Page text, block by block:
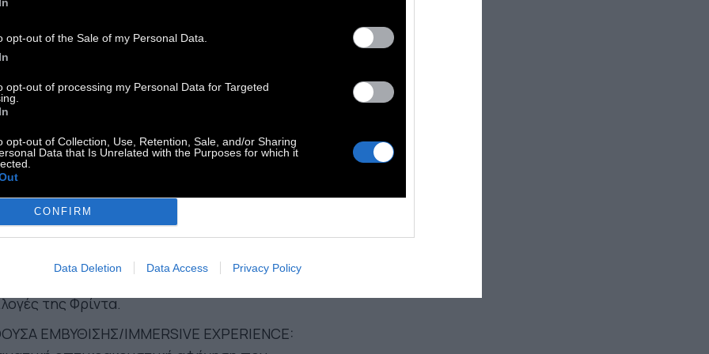
opt-out of the Sale of my Personal Data.
opt-out of processing my Personal Data for Targeted
opt-out of Collection, Use, Retention, Sale, and/or Sharing
Data that Is Unrelated with the Purposes for which it
CONFIRM
Data Deletion Data Access Privacy Policy
πραγματικότητας σε περιμένει για να
τον κόσμο μέσα από τα μάτια της Φρίντα.
σε καλεί εκεί όπου γεννήθηκε η τέχνη τη
στο ίδιο της το κρεβάτι. Μια ποιητική
εγκατάσταση για τον κύκλο της ζωής,
και τον θάνατο, την υγεία και την
ΦΡΙΝΤΑ: Δες από κοντά τη βελούδινη
τη μπλούζα με τα εντυπωσιακά κεντήματα,
χαρακτηριστικό κότσο με τα λουλούδια και τις
της Φρίντα.
ΕΜΒΥΘΙΣΗΣ/IMMERSIVE EXPERIENCE: